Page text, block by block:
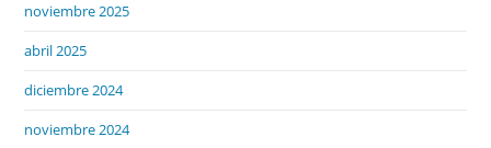
noviembre 2025
abril 2025
diciembre 2024
noviembre 2024